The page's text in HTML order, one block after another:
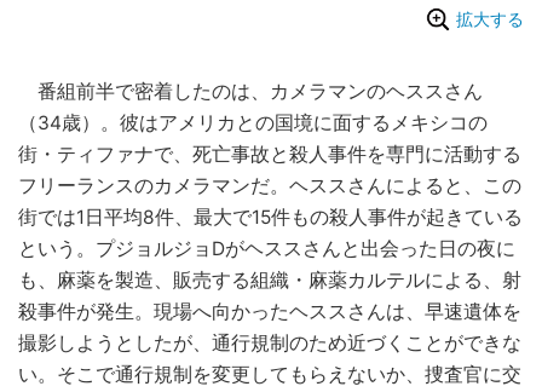
拡大する
番組前半で密着したのは、カメラマンのヘススさん
（34歳）。彼はアメリカとの国境に面するメキシコの
街・ティファナで、死亡事故と殺人事件を専門に活動する
フリーランスのカメラマンだ。ヘススさんによると、この
街では1日平均8件、最大で15件もの殺人事件が起きている
という。プジョルジョDがヘススさんと出会った日の夜に
も、麻薬を製造、販売する組織・麻薬カルテルによる、射
殺事件が発生。現場へ向かったヘススさんは、早速遺体を
撮影しようとしたが、通行規制のため近づくことができな
い。そこで通行規制を変更してもらえないか、捜査官に交